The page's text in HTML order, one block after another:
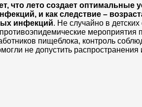
что лето создает оптимальные
и как следствие –
инфекций. Не случайно в
мероприятия
пищеблока, контроль
не допустить распространения